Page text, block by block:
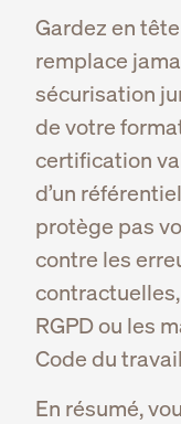
Gardez en
remplace
sécurisation
de votre
certification
d’un
protège pas
contre les
RGPD ou les
Code du
En résumé,